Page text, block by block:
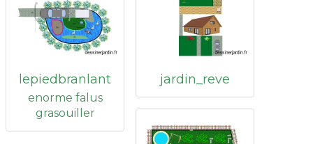
lepiedbranlant
enorme falus
grasouiller
jardin_reve